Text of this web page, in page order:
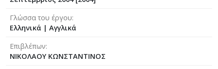
Γλώσσα του έργου
Ελληνικά | Αγγλικά
Επιβλέπων
ΝΙΚΟΛΑΟΥ ΚΩΝΣΤΑΝΤΙΝΟΣ